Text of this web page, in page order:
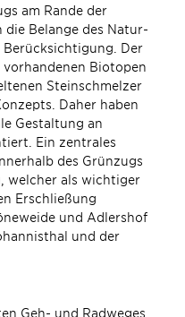
am Rande der
Belange des Natur-
Der
Biotopen
Steinschmelzer
Daher haben
Gestaltung an
Ein zentrales
des Grünzugs
welcher als wichtiger
Erschließung
und Adlershof
und der
Geh- und Radweges